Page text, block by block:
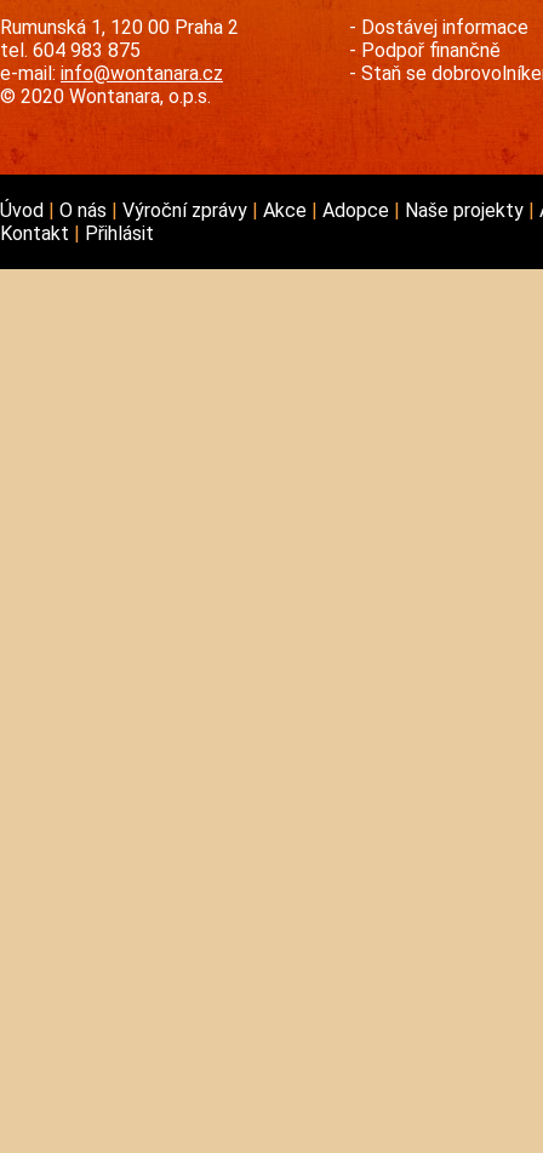
Rumunská 1, 120 00 Praha 2
tel. 604 983 875
e-mail: info@wontanara.cz
© 2020 Wontanara, o.p.s.
Dostávej informace
Podpoř finančně
Staň se
Úvod O nás Výroční zprávy Akce Adopce Naše projekty
Kontakt
Přihlásit